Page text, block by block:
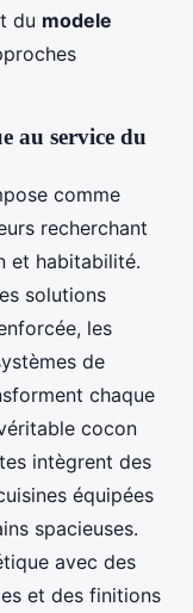
du modele
au service du
comme
recherchant
et habitabilité.
solutions
les
de
chaque
cocon
intègrent des
équipées
spacieuses.
avec des
et des finitions